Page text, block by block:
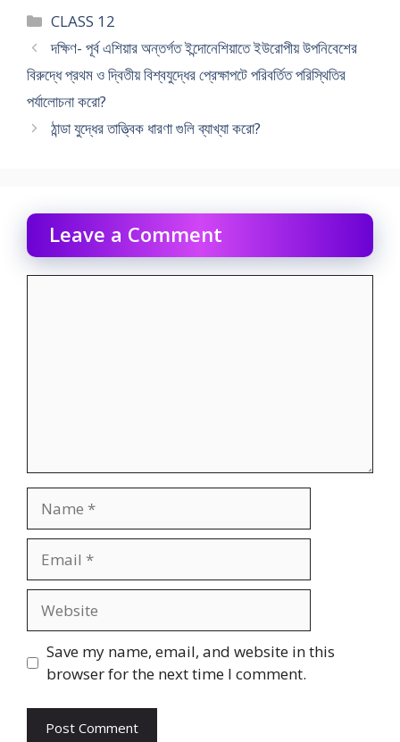
Categories
CLASS 12
দক্ষিণ- পূর্ব এশিয়ার অন্তর্গত ইন্দোনেশিয়াতে ইউরোপীয় উপনিবেশের
বিরুদ্ধে প্রথম ও দ্বিতীয় বিশ্বযুদ্ধের প্রেক্ষাপটে পরিবর্তিত পরিস্থিতির
পর্যালোচনা করো?
ঠান্ডা যুদ্ধের তাত্ত্বিক ধারণা গুলি ব্যাখ্যা করো?
Leave a Comment
Save my name, email, and website in this
browser for the next time I comment.